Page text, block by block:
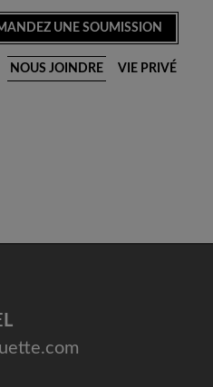
UNE SOUMISSION
NOUS JOINDRE VIE PRIVÉ